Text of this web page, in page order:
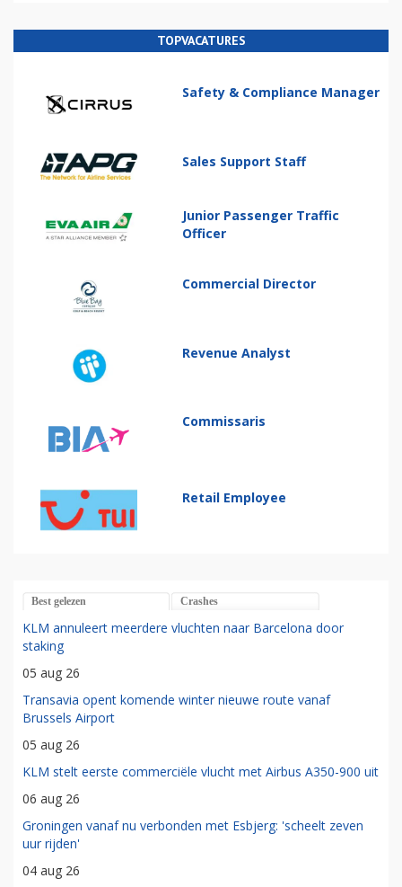
TOPVACATURES
Safety & Compliance Manager
Sales Support Staff
Junior Passenger Traffic
Officer
Commercial Director
Revenue Analyst
Commissaris
Retail Employee
Best gelezen Crashes
KLM annuleert meerdere vluchten naar Barcelona door
staking
05 aug 26
Transavia opent komende winter nieuwe route vanaf
Brussels Airport
05 aug 26
KLM stelt eerste commerciële vlucht met Airbus A350-900 uit
06 aug 26
Groningen vanaf nu verbonden met Esbjerg: 'scheelt zeven
uur rijden'
04 aug 26